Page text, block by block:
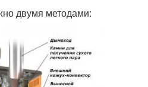
двумя методами: